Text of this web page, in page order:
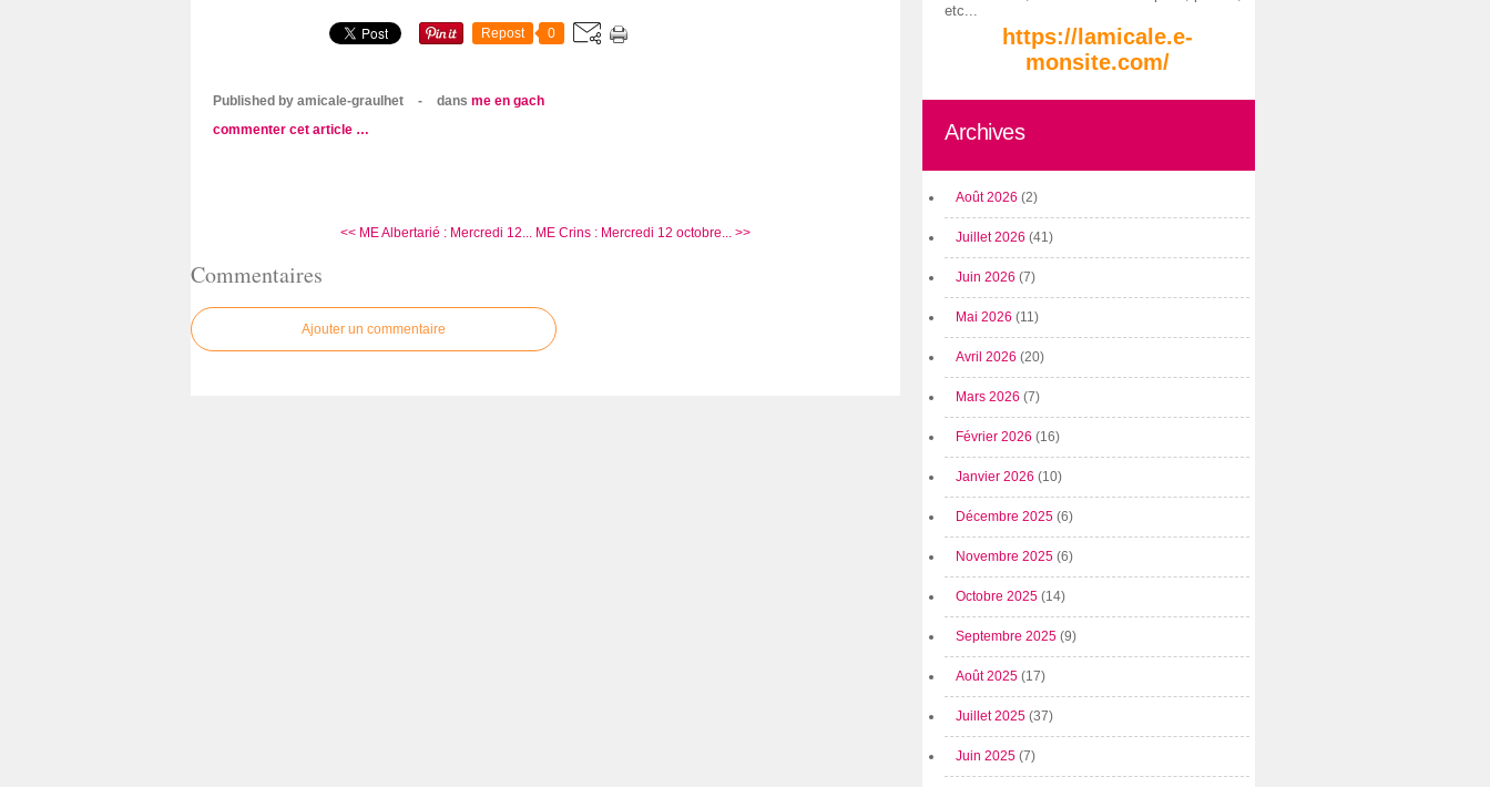
Repost 0
Published by amicale-graulhet - dans me en gach
commenter cet article …
<< ME Albertarié : Mercredi 12... ME Crins : Mercredi 12 octobre... >>
Commentaires
Ajouter un commentaire
etc...
https://lamicale.e-
monsite.com/
Archives
Août 2026 (2)
Juillet 2026 (41)
Juin 2026 (7)
Mai 2026 (11)
Avril 2026 (20)
Mars 2026 (7)
Février 2026 (16)
Janvier 2026 (10)
Décembre 2025 (6)
Novembre 2025 (6)
Octobre 2025 (14)
Septembre 2025 (9)
Août 2025 (17)
Juillet 2025 (37)
Juin 2025 (7)